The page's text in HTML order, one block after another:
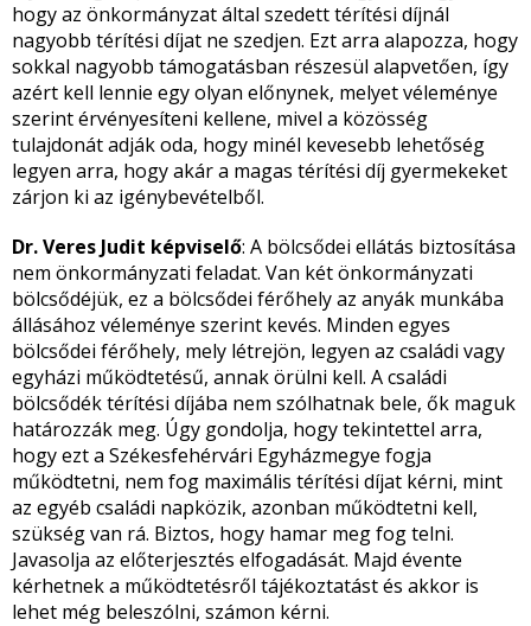
hogy az önkormányzat által szedett térítési díjnál
nagyobb térítési díjat ne szedjen. Ezt arra alapozza, hogy
sokkal nagyobb támogatásban részesül alapvetően, így
azért kell lennie egy olyan előnynek, melyet véleménye
szerint érvényesíteni kellene, mivel a közösség
tulajdonát adják oda, hogy minél kevesebb lehetőség
legyen arra, hogy akár a magas térítési díj gyermekeket
zárjon ki az igénybevételből.
Dr. Veres Judit képviselő: A bölcsődei ellátás biztosítása
nem önkormányzati feladat. Van két önkormányzati
bölcsődéjük, ez a bölcsődei férőhely az anyák munkába
állásához véleménye szerint kevés. Minden egyes
bölcsődei férőhely, mely létrejön, legyen az családi vagy
egyházi működtetésű, annak örülni kell. A családi
bölcsődék térítési díjába nem szólhatnak bele, ők maguk
határozzák meg. Úgy gondolja, hogy tekintettel arra,
hogy ezt a Székesfehérvári Egyházmegye fogja
működtetni, nem fog maximális térítési díjat kérni, mint
az egyéb családi napközik, azonban működtetni kell,
szükség van rá. Biztos, hogy hamar meg fog telni.
Javasolja az előterjesztés elfogadását. Majd évente
kérhetnek a működtetésről tájékoztatást és akkor is
lehet még beleszólni, számon kérni.